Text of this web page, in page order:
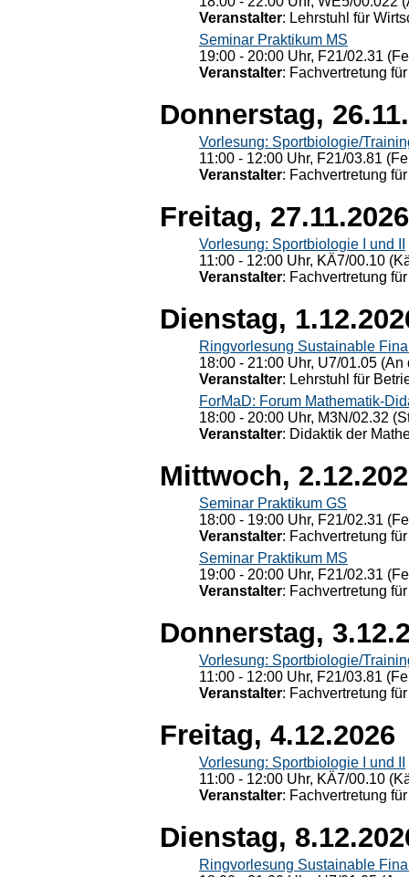
Veranstalter: Lehrstuhl für
Seminar Praktikum MS
19:00 - 20:00 Uhr, F21/02.31
Veranstalter: Fachvertretung
Donnerstag,
Vorlesung: Sportbiologie/
11:00 - 12:00 Uhr, F21/03.81
Veranstalter: Fachvertretung
Freitag, 27.11.2026
Vorlesung: Sportbiologie I und II
11:00 - 12:00 Uhr, KÄ7/00.10
Veranstalter: Fachvertretung
Dienstag,
Ringvorlesung Sustainable
18:00 - 21:00 Uhr, U7/01.05
Veranstalter: Lehrstuhl für
ForMaD: Forum Mathematik-
18:00 - 20:00 Uhr, M3N/02.32
Veranstalter: Didaktik der
Mittwoch,
Seminar Praktikum GS
18:00 - 19:00 Uhr, F21/02.31
Veranstalter: Fachvertretung
Seminar Praktikum MS
19:00 - 20:00 Uhr, F21/02.31
Veranstalter: Fachvertretung
Donnerstag,
Vorlesung: Sportbiologie/
11:00 - 12:00 Uhr, F21/03.81
Veranstalter: Fachvertretung
Freitag, 4.12.2026
Vorlesung: Sportbiologie I und II
11:00 - 12:00 Uhr, KÄ7/00.10
Veranstalter: Fachvertretung
Dienstag,
Ringvorlesung Sustainable